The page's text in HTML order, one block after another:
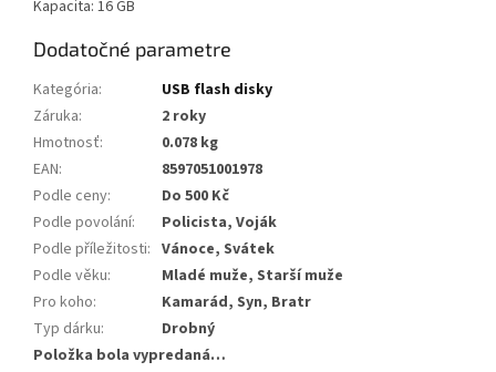
Kapacita: 16 GB
Dodatočné parametre
Kategória:
USB flash disky
Záruka:
2 roky
Hmotnosť:
0.078 kg
EAN:
8597051001978
Podle ceny:
Do 500 Kč
Podle povolání:
Policista, Voják
Podle příležitosti: Vánoce, Svátek
Podle věku:
Mladé muže, Starší muže
Pro koho:
Kamarád, Syn, Bratr
Typ dárku:
Drobný
Položka bola vypredaná…